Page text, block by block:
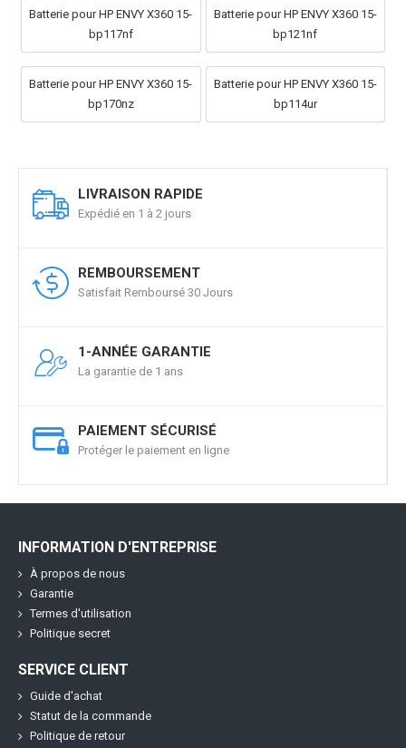
Batterie pour HP ENVY X360 15-
bp117nf
Batterie pour HP ENVY X360 15-
bp121nf
Batterie pour HP ENVY X360 15-
bp170nz
Batterie pour HP ENVY X360 15-
bp114ur
LIVRAISON RAPIDE
Expédié en 1 à 2 jours
REMBOURSEMENT
Satisfait Remboursé 30 Jours
1-ANNÉE GARANTIE
La garantie de 1 ans
PAIEMENT SÉCURISÉ
Protéger le paiement en ligne
INFORMATION D'ENTREPRISE
À propos de nous
Garantie
Termes d'utilisation
Politique secret
SERVICE CLIENT
Guide d'achat
Statut de la commande
Politique de retour